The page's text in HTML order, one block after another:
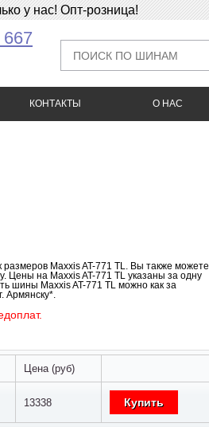
у нас! Опт-розница!
КОНТАКТЫ О НАС
Maxxis AT-771 TL. Вы также можете
Цены на Maxxis AT-771 TL указаны за одну
шины Maxxis AT-771 TL можно как за
Армянску*.
Цена (руб)
13338 Купить